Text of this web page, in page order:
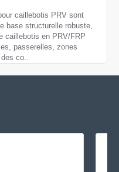
caillebotis PRV sont
base structurelle robuste,
caillebotis en PRV/FRP
passerelles, zones
co..